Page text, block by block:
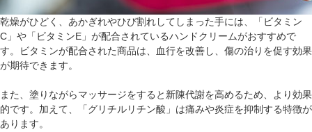
乾燥がひどく、あかぎれやひび割れしてしまった手には、「ビタミン
C」や「ビタミンE」が配合されているハンドクリームがおすすめで
す。ビタミンが配合された商品は、血行を改善し、傷の治りを促す効果
が期待できます。
また、塗りながらマッサージをすると新陳代謝を高めるため、より効果
的です。加えて、「グリチルリチン酸」は痛みや炎症を抑制する特徴が
あります。